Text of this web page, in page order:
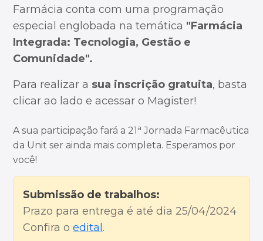
Farmácia conta com uma programação
especial englobada na temática "Farmácia
Integrada: Tecnologia, Gestão e
Comunidade".
Para realizar a sua inscrição gratuita, basta
clicar ao lado e acessar o Magister!
A sua participação fará a 21ª Jornada Farmacêutica
da Unit ser ainda mais completa. Esperamos por
você!
Submissão de trabalhos:
Prazo para entrega é até dia 25/04/2024
Confira o edital .